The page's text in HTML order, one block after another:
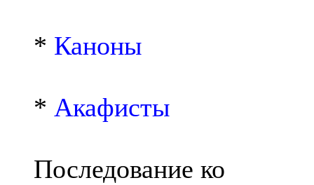
* Каноны
* Акафисты
Последование ко